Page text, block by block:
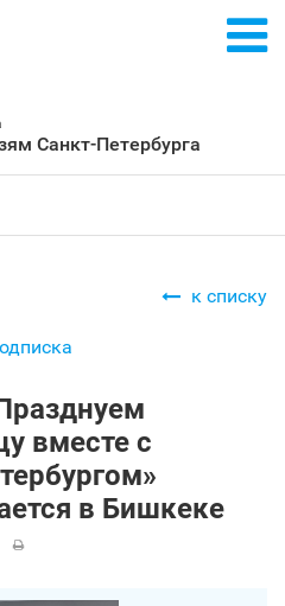
Санкт‑Петербурга
к списку
вместе с
в Бишкеке